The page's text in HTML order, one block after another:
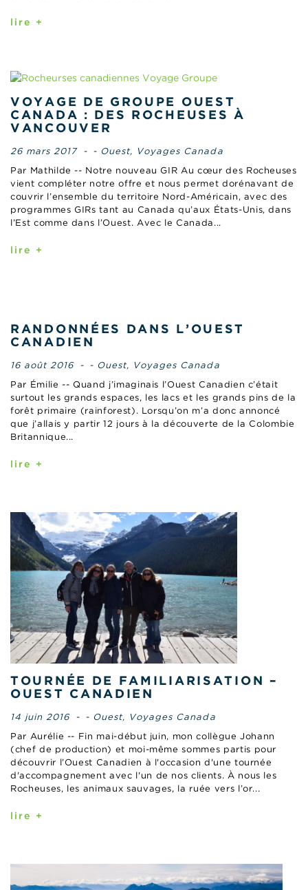
lire +
VOYAGE DE GROUPE OUEST
CANADA : DES ROCHEUSES À
VANCOUVER
26 mars 2017 - - Ouest, Voyages Canada
Par Mathilde -- Notre nouveau GIR Au cœur des Rocheuses
vient compléter notre offre et nous permet dorénavant de
couvrir l’ensemble du territoire Nord-Américain, avec des
programmes GIRs tant au Canada qu’aux États-Unis, dans
l’Est comme dans l’Ouest. Avec le Canada...
lire +
RANDONNÉES DANS L’OUEST
CANADIEN
16 août 2016 - - Ouest, Voyages Canada
Par Émilie -- Quand j’imaginais l’Ouest Canadien c’était
surtout les grands espaces, les lacs et les grands pins de la
forêt primaire (rainforest). Lorsqu’on m’a donc annoncé
que j’allais y partir 12 jours à la découverte de la Colombie
Britannique...
lire +
TOURNÉE DE FAMILIARISATION –
OUEST CANADIEN
14 juin 2016 - - Ouest, Voyages Canada
Par Aurélie -- Fin mai-début juin, mon collègue Johann
(chef de production) et moi-même sommes partis pour
découvrir l’Ouest Canadien à l'occasion d'une tournée
d'accompagnement avec l'un de nos clients. À nous les
Rocheuses, les animaux sauvages, la ruée vers l’or...
lire +